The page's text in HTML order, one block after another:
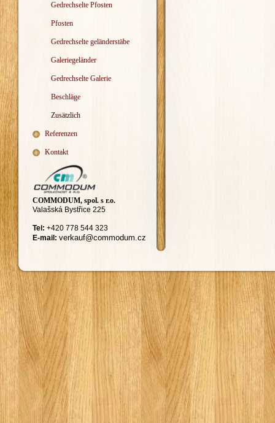
Gedrechselte Pfosten
Pfosten
Gedrechselte geländerstäbe
Galeriegeländer
Gedrechselte Galerie
Beschläge
Zusätzlich
Referenzen
Kontakt
COMMODUM, spol. s r.o.
Valašská Bystřice 225
Tel: +420 778 544 323
E-mail: verkauf@commodum.cz